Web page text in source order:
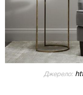
Джерело: